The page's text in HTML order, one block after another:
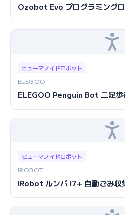
Ozobot Evo プログラミング
ヒューマノイドロボット
ELEGOO
ELEGOO Penguin Bot 二足歩
ヒューマノイドロボット
IROBOT
iRobot ルンバ i7+ 自動ごみ収